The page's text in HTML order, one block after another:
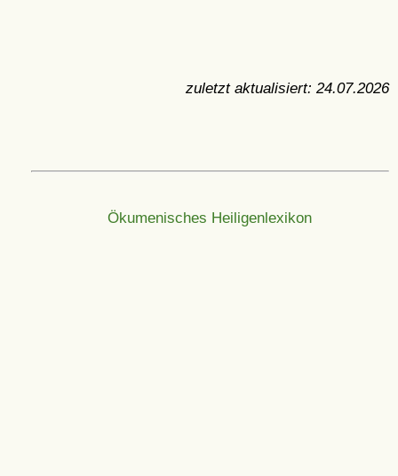
zuletzt aktualisiert: 24.07.2026
Ökumenisches Heiligenlexikon